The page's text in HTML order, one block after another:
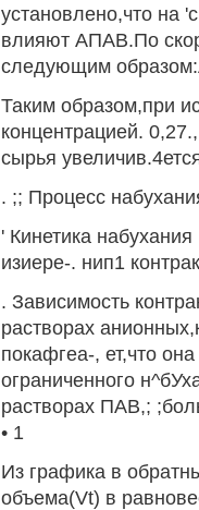
установлено,что на
влияют АПАВ.По
следующим
Таким образом,при
концентрацией.
сырья
. ;; Процесс
' Кинетика
изиере-. нип1
. Зависимость
растворах
покафгеа-, ет,что
ограниченного
растворах ПАВ,;
• 1
Из графика в
объема(Vt) в